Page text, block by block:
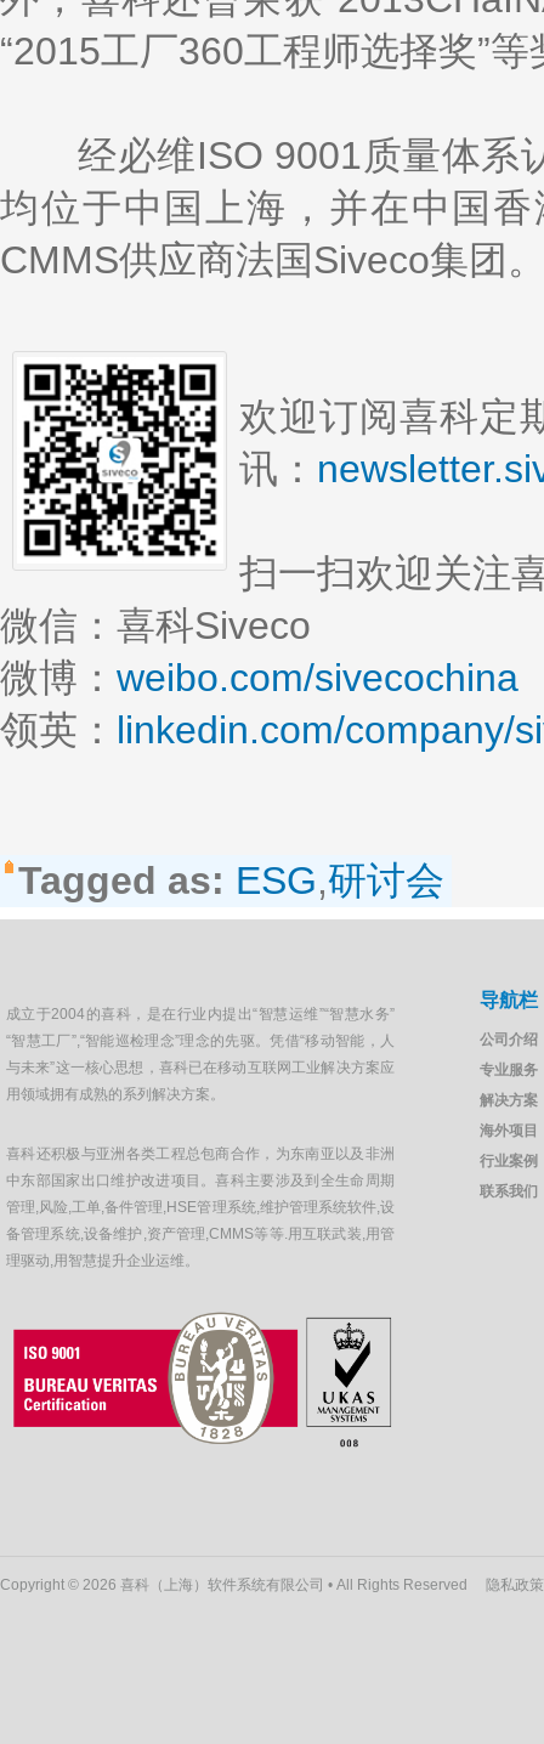
“2015工厂360工程师选择奖”等
经必维ISO 9001质量体系
均位于中国上海，并在中国
CMMS供应商法国Siveco集团
欢迎订阅喜科定
讯：
扫一扫欢迎关注
微信：喜科Siveco
微博： weibo.com/sivecochina
领英： linkedin.com/company/
Tagged as: ESG,研讨会
成立于2004的喜科，是在行业内提出“智慧运维”“智慧水务”
“智慧工厂”,“智能巡检理念”理念的先驱。凭借“移动智能，人
与未来”这一核心思想，喜科已在移动互联网工业解决方案应
用领域拥有成熟的系列解决方案。
喜科还积极与亚洲各类工程总包商合作，为东南亚以及非洲
中东部国家出口维护改进项目。喜科主要涉及到全生命周期
管理,风险,工单,备件管理,HSE管理系统,维护管理系统软件,设
备管理系统,设备维护,资产管理,CMMS等等.用互联武装,用管
理驱动,用智慧提升企业运维。
导航栏
公司介绍
专业服务
解决方案
海外项目
行业案例
联系我们
Copyright © 2026 喜科（上海）软件系统有限公司 • All Rights Reserved 隐私政策